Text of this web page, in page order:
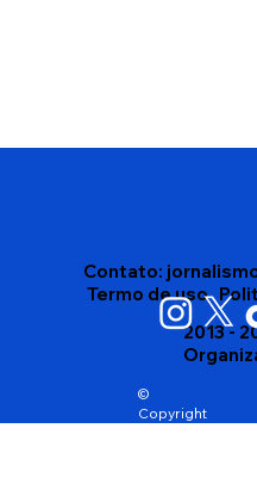
Pesquisa
Contato:
Termo de uso
©
Copyright
2013 -